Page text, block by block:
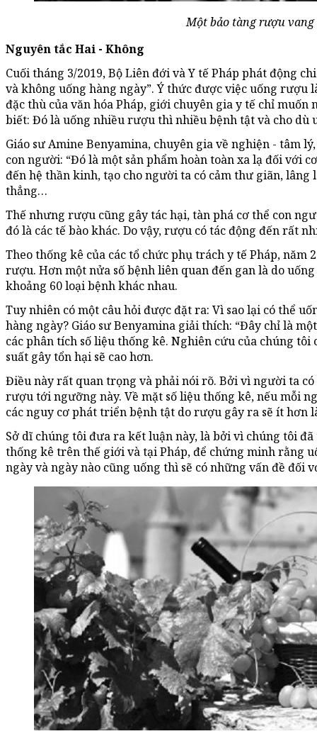
Một bảo tàng rượu vang
Nguyên tắc Hai - Không
Cuối tháng 3/2019, Bộ Liên đới và Y tế Pháp phát động
và không uống hàng ngày”. Ý thức được việc uống rượu
đặc thù của văn hóa Pháp, giới chuyên gia y tế chỉ
biết: Đó là uống nhiều rượu thì nhiều bệnh tật và cho dù
Giáo sư Amine Benyamina, chuyên gia về nghiện - tâm
con người: “Đó là một sản phẩm hoàn toàn xa lạ đối với
đến hệ thần kinh, tạo cho người ta có cảm thư giãn, lâng
thẳng…
Thế nhưng rượu cũng gây tác hại, tàn phá cơ thể con
đó là các tế bào khác. Do vậy, rượu có tác động đến rất
Theo thống kê của các tổ chức phụ trách y tế Pháp, năm
rượu. Hơn một nửa số bệnh liên quan đến gan là do
khoảng 60 loại bệnh khác nhau.
Tuy nhiên có một câu hỏi được đặt ra: Vì sao lại có thể
hàng ngày? Giáo sư Benyamina giải thích: “Đây chỉ là
các phân tích số liệu thống kê. Nghiên cứu của chúng
suất gây tổn hại sẽ cao hơn.
Điều này rất quan trọng và phải nói rõ. Bởi vì người ta
rượu tới ngưỡng này. Về mặt số liệu thống kê, nếu mỗi
các nguy cơ phát triển bệnh tật do rượu gây ra sẽ ít
Sở dĩ chúng tôi đưa ra kết luận này, là bởi vì chúng tôi
thống kê trên thế giới và tại Pháp, để chứng minh rằng
ngày và ngày nào cũng uống thì sẽ có những vấn đề đối